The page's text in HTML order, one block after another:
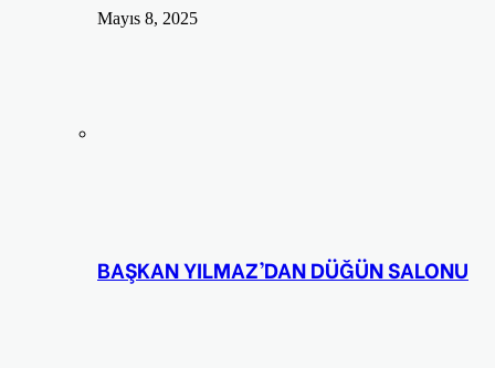
Mayıs 8, 2025
BAŞKAN YILMAZ’DAN DÜĞÜN SALONU